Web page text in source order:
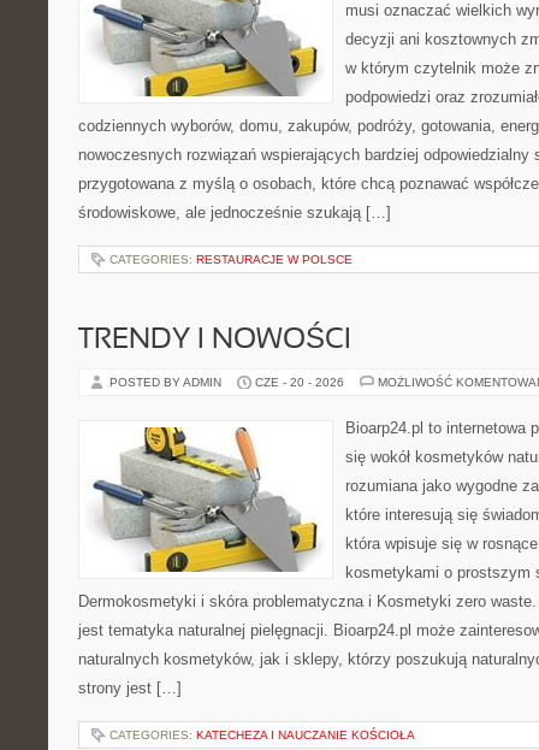
musi oznaczać wielkich
decyzji ani kosztownych
w którym czytelnik może
podpowiedzi oraz
codziennych wyborów, domu, zakupów, podróży, gotowania,
nowoczesnych rozwiązań wspierających bardziej odpowiedzialny
przygotowana z myślą o osobach, które chcą poznawać
środowiskowe, ale jednocześnie szukają […]
CATEGORIES: RESTAURACJE W POLSCE
TRENDY I NOWOŚCI
POSTED BY ADMIN CZE - 20 - 2026 MOŻLIWOŚĆ
Bioarp24.pl to internetowa
się wokół kosmetyków
rozumiana jako wygodne
które interesują się
która wpisuje się w
kosmetykami o prostszym
Dermokosmetyki i skóra problematyczna i Kosmetyki zero
jest tematyka naturalnej pielęgnacji. Bioarp24.pl może
naturalnych kosmetyków, jak i sklepy, którzy poszukują
strony jest […]
CATEGORIES: KATECHEZA I NAUCZANIE KOŚCIOŁA